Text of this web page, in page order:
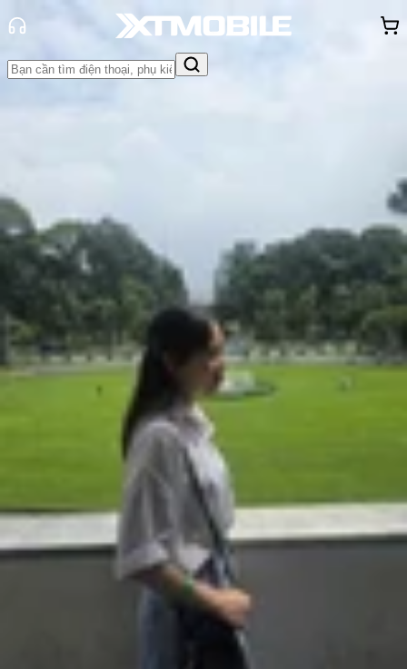
mãi
hàng - Sự kiện
Cách tắt tiết kiệm dữ liệu 3G, 4G,
5G trên điện thoại Android, iPhone
chi tiết
Hồng Huệ
17/06/2026
17/06/2026
Theo dõi XTMobile trên